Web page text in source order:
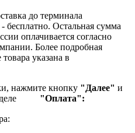
до терминала
бесплатно. Остальная сумма
оплачивается согласно
Более подробная
указана в
нажмите кнопку "Далее" и
"Оплата":